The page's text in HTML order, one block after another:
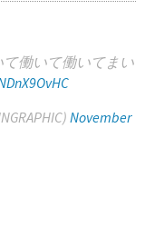
働いて働いてまい
November